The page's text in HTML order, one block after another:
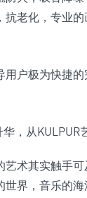
抗老化，专业
用户极为快捷
术其实触手
世界，音乐的